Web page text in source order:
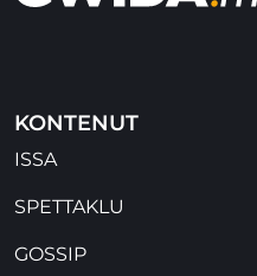
KONTENUT
ISSA
SPETTAKLU
GOSSIP